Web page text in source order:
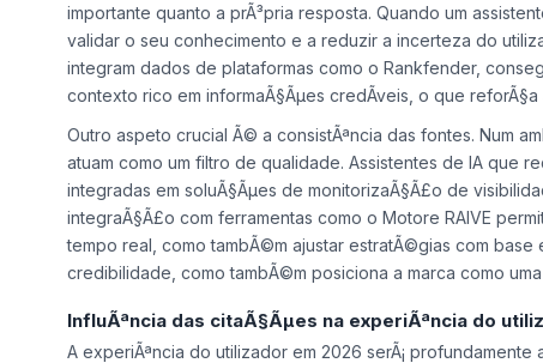
importante quanto a prÃ³pria resposta. Quando um
validar o seu conhecimento e a reduzir a incerteza do
integram dados de plataformas como o Rankfender,
contexto rico em informaÃ§Ãµes credÃ­veis, o que
Outro aspeto crucial Ã© a consistÃªncia das fontes. Num
atuam como um filtro de qualidade. Assistentes de IA que
integradas em soluÃ§Ãµes de monitorizaÃ§Ã£o de
integraÃ§Ã£o com ferramentas como o Motore RAIVE
tempo real, como tambÃ©m ajustar estratÃ©gias com
credibilidade, como tambÃ©m posiciona a marca como
InfluÃªncia das citaÃ§Ãµes na experiÃªncia do
A experiÃªncia do utilizador em 2026 serÃ¡